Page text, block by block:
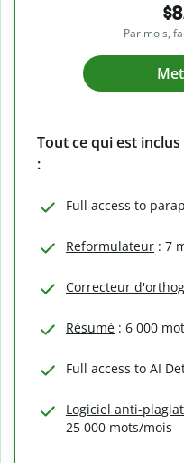
Par mois,
Tout ce qui est
:
Full access to
Reformulateur : 7
Correcteur
Résumé : 6 000
Full access to AI
Logiciel anti-plagiat
25 000 mots/mois